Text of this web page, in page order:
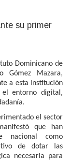
su primer
Dominicano de
Gómez Mazara,
a esta institución
el entorno digital,
el sector
que han
nacional como
de dotar las
necesaria para